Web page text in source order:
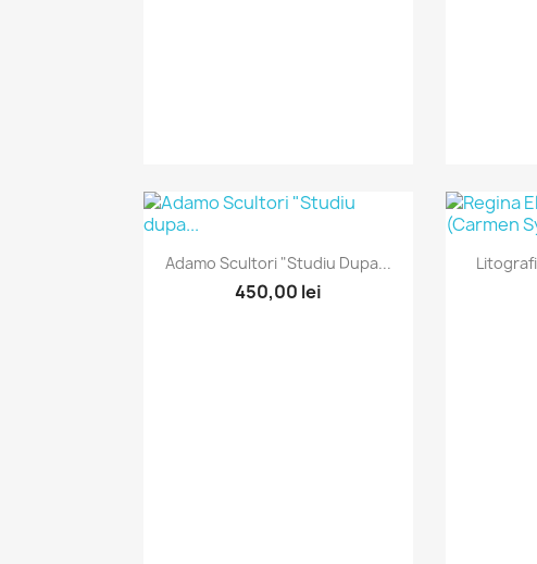
Vizualizare rapida
Adamo Scultori "Studiu Dupa...
450,00 lei
